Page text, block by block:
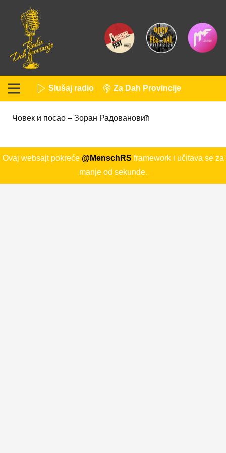
Slušaj radio Za Dah Provincije
Човек и посао – Зоран Радовановић
Ovaj websajt pokreće @MenschRS framework i učitava se za
manje od sekunde.